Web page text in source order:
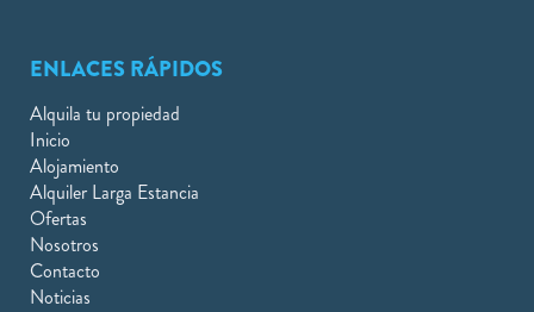
ENLACES RÁPIDOS
Alquila tu propiedad
Inicio
Alojamiento
Alquiler Larga Estancia
Ofertas
Nosotros
Contacto
Noticias